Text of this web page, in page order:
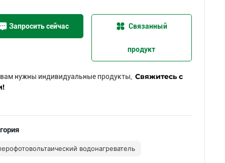
Запросить сейчас Связанный
продукт
вам нужны индивидуальные продукты,Свяжитесь с
водонагреватель